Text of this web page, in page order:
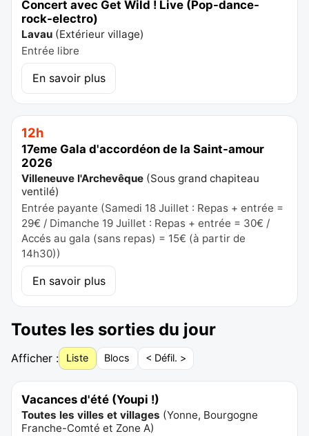
Concert avec Get Wild ! Live (Pop-dance-
rock-electro)
Lavau (Extérieur village)
Entrée libre
En savoir plus
12h
17eme Gala d'accordéon de la Saint-amour
2026
Villeneuve l'Archevêque (Sous grand chapiteau
ventilé)
Entrée payante (Samedi 18 Juillet : Repas + entrée =
29€ / Dimanche 19 Juillet : Repas + entrée = 30€ /
Accés au gala (sans repas) = 15€ (à partir de
14h30))
En savoir plus
Toutes les sorties du jour
Afficher : Liste Blocs < Défil. >
Vacances d'été (Youpi !)
Toutes les villes et villages (Yonne, Bourgogne
Franche-Comté et Zone A)